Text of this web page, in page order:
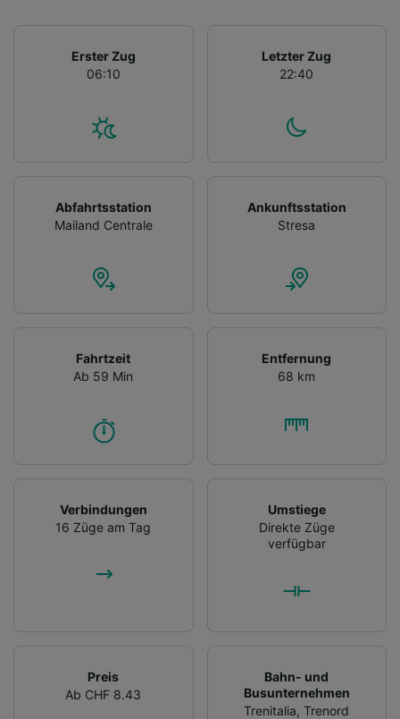
Erster Zug
06:10
Letzter Zug
22:40
Abfahrtsstation
Mailand Centrale
Ankunftsstation
Stresa
Fahrtzeit
Ab 59 Min
Entfernung
68 km
Verbindungen
16 Züge am Tag
Umstiege
Direkte Züge
verfügbar
Preis
Ab CHF 8.43
Bahn- und
Busunternehmen
Trenitalia,Trenord